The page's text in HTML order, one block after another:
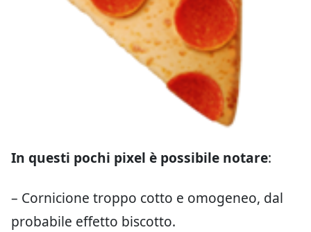
In questi pochi pixel è possibile notare:
– Cornicione troppo cotto e omogeneo, dal
probabile effetto biscotto.